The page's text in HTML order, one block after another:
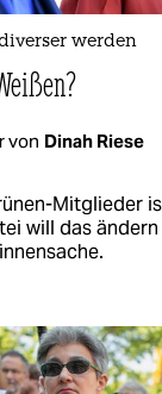
werden
von Dinah Riese
Mitglieder
will das